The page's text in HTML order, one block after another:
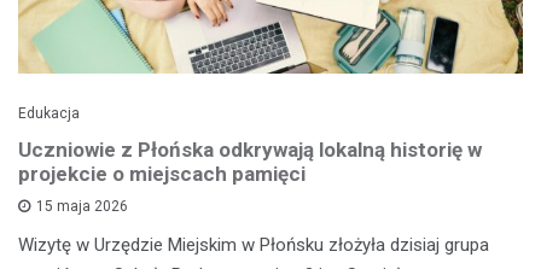
Edukacja
Uczniowie z Płońska odkrywają lokalną historię w
projekcie o miejscach pamięci
15 maja 2026
Wizytę w Urzędzie Miejskim w Płońsku złożyła dzisiaj grupa